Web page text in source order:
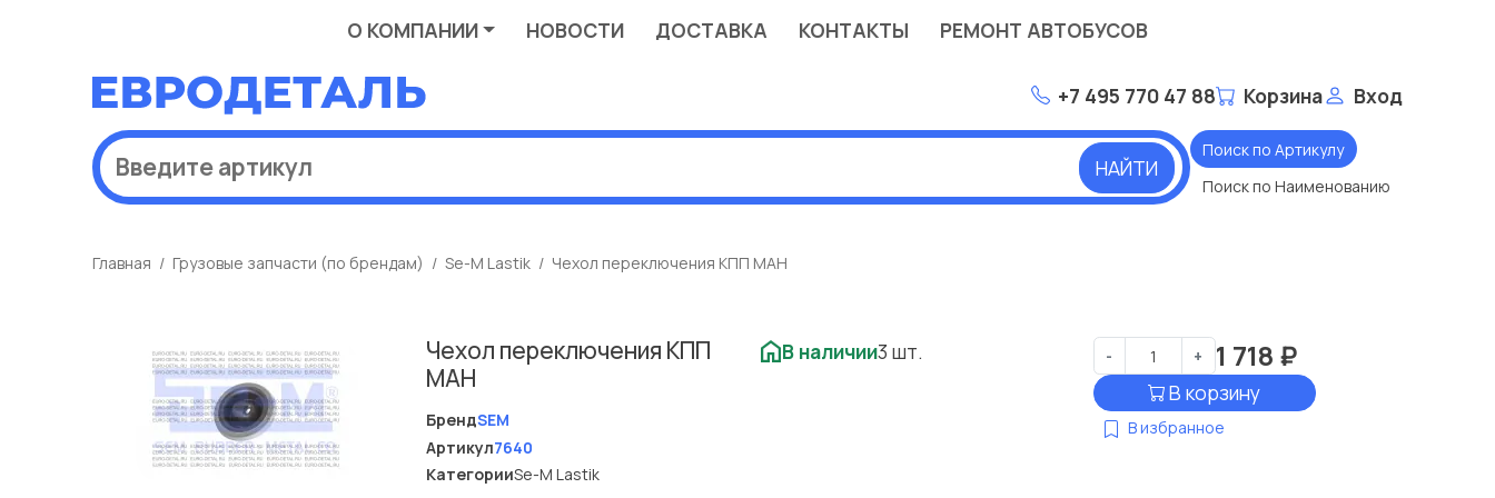
О КОМПАНИИ НОВОСТИ ДОСТАВКА КОНТАКТЫ РЕМОНТ АВТОБУСОВ
+7 495 770 47 88 Корзина Вход
НАЙТИ
Поиск по Артикулу
Поиск по Наименованию
Главная Грузовые запчасти (по брендам) Se-M Lastik Чехол переключения КПП МАН
Чехол переключения КПП
МАН
БрендSEM
Артикул7640
КатегорииSe-M Lastik
В наличии3 шт. - + 1 718 ₽
В корзину
В избранное